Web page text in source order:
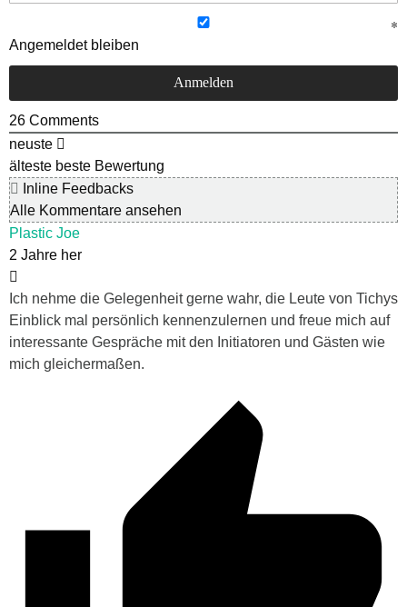
Angemeldet bleiben
26 Comments
neuste
älteste beste Bewertung
Inline Feedbacks
Alle Kommentare ansehen
Plastic Joe
2 Jahre her
Ich nehme die Gelegenheit gerne wahr, die Leute von Tichys
Einblick mal persönlich kennenzulernen und freue mich auf
interessante Gespräche mit den Initiatoren und Gästen wie
mich gleichermaßen.